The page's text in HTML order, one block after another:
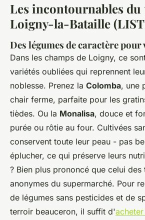
Les incontournables
Loigny-la-Bataille
Des légumes de caractère pour
Dans les champs de Loigny, ce
variétés oubliées qui reprennent
noblesse. Prenez la Colomba, une
chair ferme, parfaite pour les
tièdes. Ou la Monalisa, douce et
purée ou rôtie au four. Cultivées
conservent toute leur peau - pas
éplucher, ce qui préserve leurs
? Bien plus prononcé que celui des
anonymes du supermarché. Pour
de légumes sans pesticides et de
terroir beauceron, il suffit d'